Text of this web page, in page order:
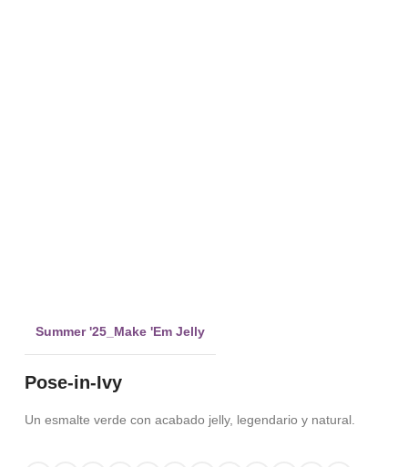
Summer '25_Make 'Em Jelly
Pose-in-Ivy
Un esmalte verde con acabado jelly, legendario y natural.